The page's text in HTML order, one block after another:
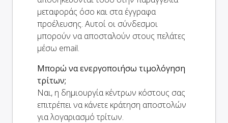
μεταφοράς όσο και στα έγγραφα
προέλευσης. Αυτοί οι σύνδεσμοι
μπορούν να αποσταλούν στους πελάτες
μέσω email.
Μπορώ να ενεργοποιήσω τιμολόγηση
τρίτων;
Ναι, η δημιουργία κέντρων κόστους σας
επιτρέπει να κάνετε κράτηση αποστολών
για λογαριασμό τρίτων.